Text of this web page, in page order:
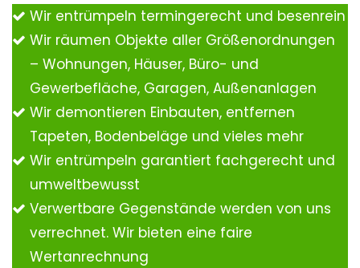
Wir entrümpeln termingerecht und besenrein
Wir räumen Objekte aller Größenordnungen
– Wohnungen, Häuser, Büro- und
Gewerbefläche, Garagen, Außenanlagen
Wir demontieren Einbauten, entfernen
Tapeten, Bodenbeläge und vieles mehr
Wir entrümpeln garantiert fachgerecht und
umweltbewusst
Verwertbare Gegenstände werden von uns
verrechnet. Wir bieten eine faire
Wertanrechnung